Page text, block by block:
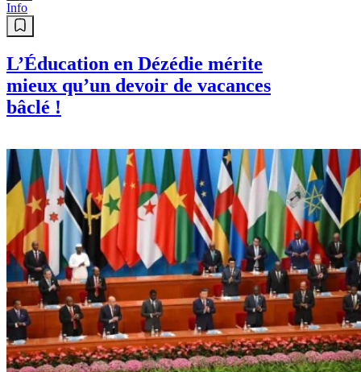
Info
L’Éducation en Dézédie mérite
mieux qu’un devoir de vacances
bâclé !